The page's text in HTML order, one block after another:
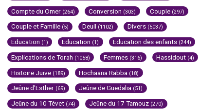
Compte du Omer (264) Conversion (303) Couple (297)
Couple et Famille (5) Deuil (1102) Divers (5037)
Education (1) Education (1) Education des enfants (244)
Explications de Torah (1058) Femmes (316) Hassidout (4)
Histoire Juive (189) Hochaana Rabba (18)
Jeûne d'Esther (69) Jeûne de Guedalia (51)
Jeûne du 10 Tévet (74) Jeûne du 17 Tamouz (270)